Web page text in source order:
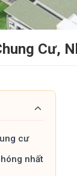
Cư,
cư
nhất